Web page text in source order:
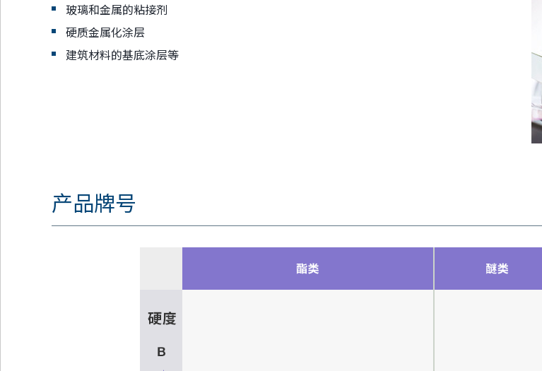
玻璃和金属的粘接剂
硬质金属化涂层
建筑材料的基底涂层等
产品牌号